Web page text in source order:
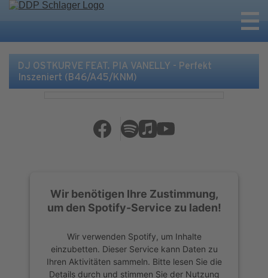
DJ OSTKURVE FEAT. PIA VANELLY - Perfekt
Inszeniert (B46/A45/KNM)
Wir benötigen Ihre Zustimmung,
um den Spotify-Service zu laden!
Wir verwenden Spotify, um Inhalte
einzubetten. Dieser Service kann Daten zu
Ihren Aktivitäten sammeln. Bitte lesen Sie die
Details durch und stimmen Sie der Nutzung